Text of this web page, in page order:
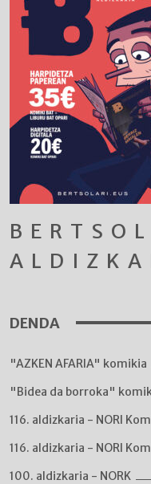
DENDA
"AZKEN AFARIA" komikia
"Bidea da borroka"
116. aldizkaria - NORI
116. aldizkaria - NORI
100. aldizkaria - NORK